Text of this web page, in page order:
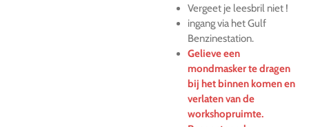
Vergeet je leesbril niet !
ingang via het Gulf
Benzinestation.
Gelieve een
mondmasker te dragen
bij het binnen komen en
verlaten van de
workshopruimte.